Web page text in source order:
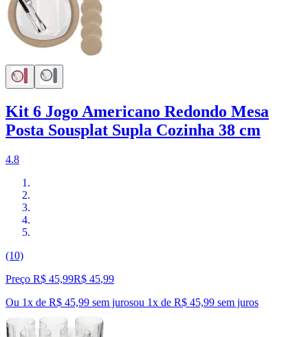
Kit 6 Jogo Americano Redondo Mesa
Posta Sousplat Supla Cozinha 38 cm
4.8
(10)
Preço R$ 45,99R$ 45,99
Ou 1x de R$ 45,99 sem jurosou 1x de R$ 45,99 sem juros